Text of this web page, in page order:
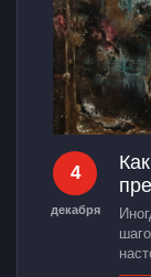
4
декабря